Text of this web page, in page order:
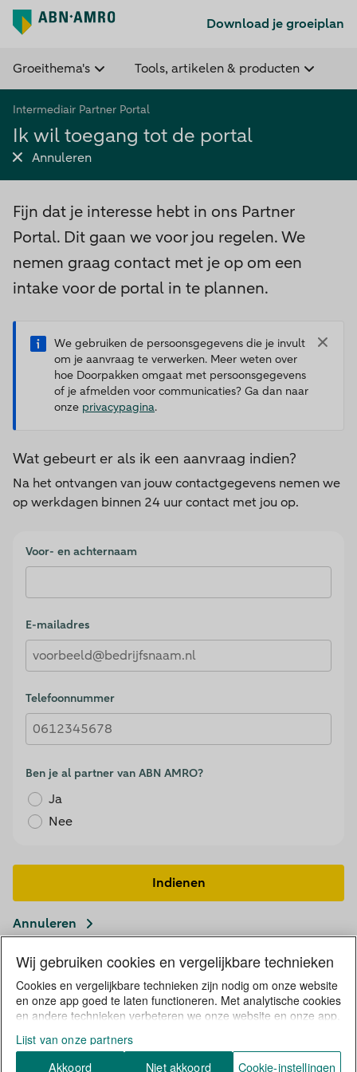
Download je groeiplan
Groeithema's Tools, artikelen & producten
Intermediair Partner Portal
Ik wil toegang tot de portal
Annuleren
Fijn dat je interesse hebt in ons Partner
Portal. Dit gaan we voor jou regelen. We
nemen graag contact met je op om een
intake voor de portal in te plannen.
We gebruiken de persoonsgegevens die je invult
om je aanvraag te verwerken. Meer weten over
hoe Doorpakken omgaat met persoonsgegevens
of je afmelden voor communicaties? Ga dan naar
onze privacypagina.
Wat gebeurt er als ik een aanvraag indien?
Na het ontvangen van jouw contactgegevens nemen we
op werkdagen binnen 24 uur contact met jou op.
Voor- en achternaam
E-mailadres
Telefoonnummer
Ben je al partner van ABN AMRO?
Ja
Nee
Indienen
Annuleren
Privacystatement ABN AMRO en cookies
Privacy pagina Doorpakken
Disclaimer
© ABN AMRO Bank N.V.
Wij gebruiken cookies en vergelijkbare technieken
Cookies en vergelijkbare technieken zijn nodig om onze website
en onze app goed te laten functioneren. Met analytische cookies
en andere technieken verbeteren we onze website en onze app.
informatie over jou. Wij volgen jouw internetgedrag binnen, en
mogelijk ook buiten onze website aan de hand van unieke
Lijst van onze partners
Akkoord Niet akkoord Cookie-instellingen